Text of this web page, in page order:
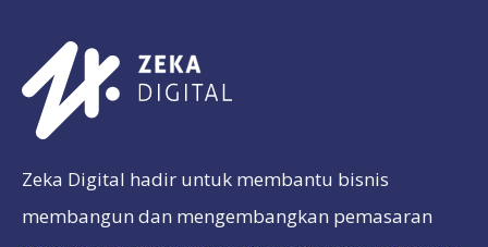
Zeka Digital hadir untuk membantu bisnis
membangun dan mengembangkan pemasaran